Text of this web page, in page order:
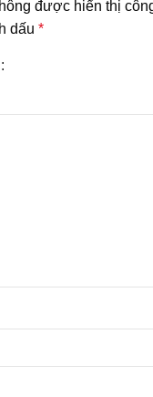
được hiển thị
dấu *